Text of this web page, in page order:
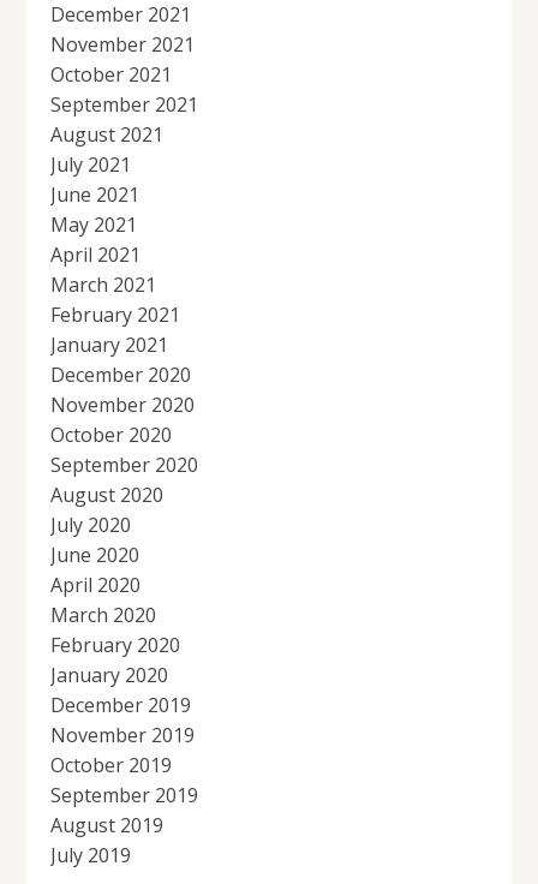
December 2021
November 2021
October 2021
September 2021
August 2021
July 2021
June 2021
May 2021
April 2021
March 2021
February 2021
January 2021
December 2020
November 2020
October 2020
September 2020
August 2020
July 2020
June 2020
April 2020
March 2020
February 2020
January 2020
December 2019
November 2019
October 2019
September 2019
August 2019
July 2019